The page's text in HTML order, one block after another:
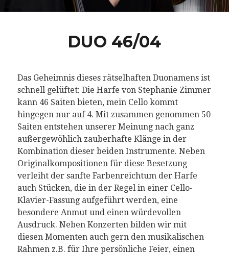
DUO 46/04
Das Geheimnis dieses rätselhaften Duonamens ist
schnell gelüftet: Die Harfe von Stephanie Zimmer
kann 46 Saiten bieten, mein Cello kommt
hingegen nur auf 4. Mit zusammen genommen 50
Saiten entstehen unserer Meinung nach ganz
außergewöhlich zauberhafte Klänge in der
Kombination dieser beiden Instrumente. Neben
Originalkompositionen für diese Besetzung
verleiht der sanfte Farbenreichtum der Harfe
auch Stücken, die in der Regel in einer Cello-
Klavier-Fassung aufgeführt werden, eine
besondere Anmut und einen würdevollen
Ausdruck. Neben Konzerten bilden wir mit
diesen Momenten auch gern den musikalischen
Rahmen z.B. für Ihre persönliche Feier, einen